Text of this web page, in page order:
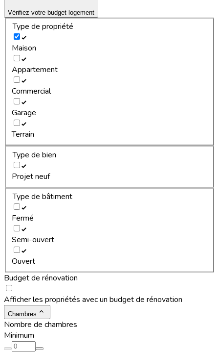
Vérifiez votre budget logement
Type de propriété
Maison
Appartement
Commercial
Garage
Terrain
Type de bien
Projet neuf
Type de bâtiment
Fermé
Semi-ouvert
Ouvert
Budget de rénovation
Afficher les propriétés avec un budget de rénovation
Chambres
Nombre de chambres
Minimum